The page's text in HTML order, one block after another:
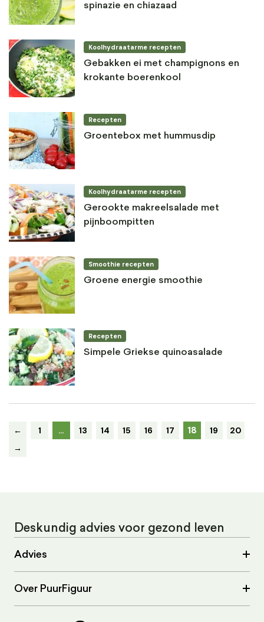
spinazie en chiazaad
Koolhydraatarme recepten
Gebakken ei met champignons en
krokante boerenkool
Recepten
Groentebox met hummusdip
Koolhydraatarme recepten
Gerookte makreelsalade met
pijnboompitten
Smoothie recepten
Groene energie smoothie
Recepten
Simpele Griekse quinoasalade
← 1 … 13 14 15 16 17 18 19
20
→
Deskundig advies voor gezond leven
Advies
Over PuurFiguur